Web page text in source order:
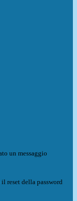
un messaggio
reset della password